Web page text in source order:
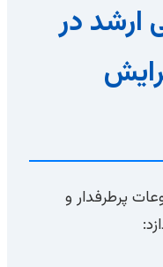
ارشد در
پرطرفدار و